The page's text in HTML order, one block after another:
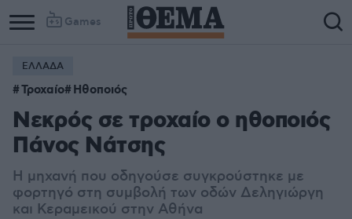
Games
Column
1
Column
2
ΕΛΛΑΔΑ
Τροχαίο Ηθοποιός
Νεκρός σε τροχαίο ο ηθοποιός
Πάνος Νάτσης
Η μηχανή που οδηγούσε συγκρούστηκε με
φορτηγό στη συμβολή των οδών Δεληγιώργη
και Κεραμεικού στην Αθήνα